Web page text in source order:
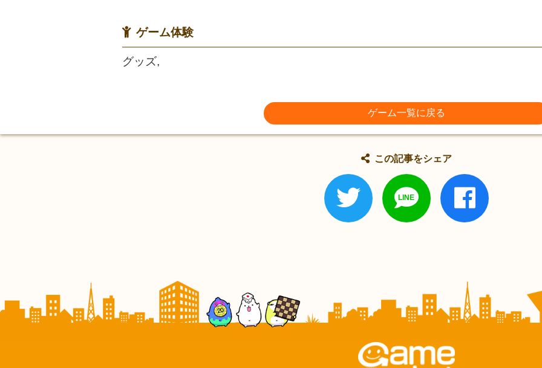
ゲーム体験
グッズ,
ゲーム一覧に戻る
この記事をシェア